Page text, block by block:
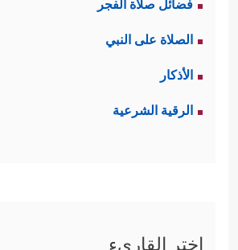
فضائل صلاة الفجر
الصلاة على النبي
الأذكار
الرقية الشرعية
اختر القاريء